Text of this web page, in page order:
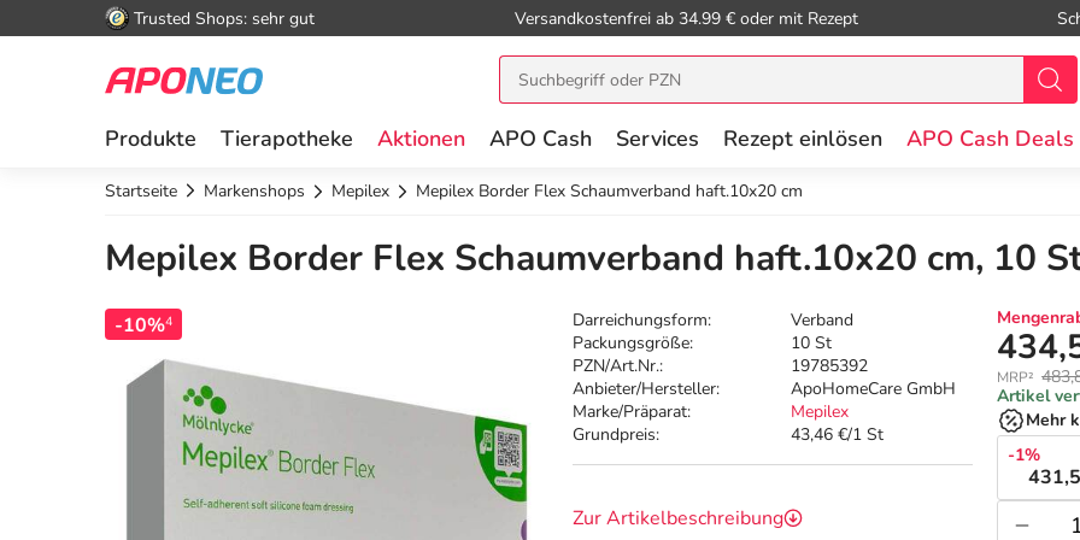
Trusted Shops: sehr gut Versandkostenfrei ab 34.99 € oder mit Rezept
Produkte Tierapotheke Aktionen APO Cash Services Rezept einlösen APO Cash Deals
Startseite Markenshops Mepilex Mepilex Border Flex Schaumverband haft.10x20 cm
Mepilex Border Flex Schaumverband haft.10x20 cm, 10
-10%4 Darreichungsform:
Verband
Packungsgröße:
10 St
PZN/Art.Nr.:
19785392
Anbieter/Hersteller:
ApoHomeCare GmbH
Marke/Präparat:
Mepilex
Grundpreis:
43,46 €/1 St
Zur Artikelbeschreibung
MRP²
Artikel
Mehr
-1%